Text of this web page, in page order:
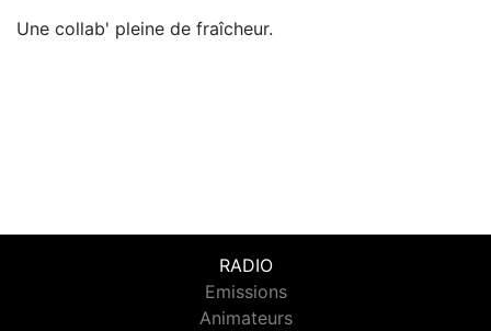
Une collab' pleine de fraîcheur.
RADIO
Emissions
Animateurs